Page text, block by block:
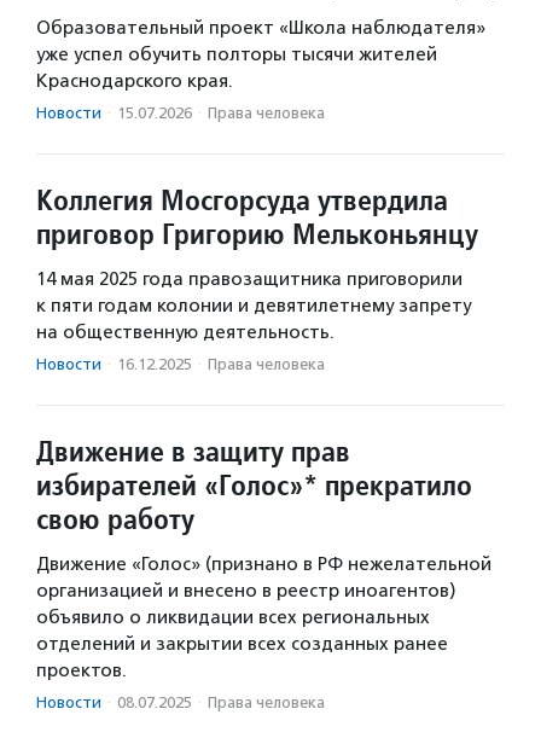
Образовательный проект «Школа наблюдателя»
уже успел обучить полторы тысячи жителей
Краснодарского края.
Новости · 15.07.2026 · Права человека
Коллегия Мосгорсуда утвердила
приговор Григорию Мельконьянцу
14 мая 2025 года правозащитника приговорили
к пяти годам колонии и девятилетнему запрету
на общественную деятельность.
Новости · 16.12.2025 · Права человека
Движение в защиту прав
избирателей «Голос»* прекратило
свою работу
Движение «Голос» (признано в РФ нежелательной
организацией и внесено в реестр иноагентов)
объявило о ликвидации всех региональных
отделений и закрытии всех созданных ранее
проектов.
Новости · 08.07.2025 · Права человека